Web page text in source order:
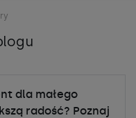
dla małego
radość? Poznaj